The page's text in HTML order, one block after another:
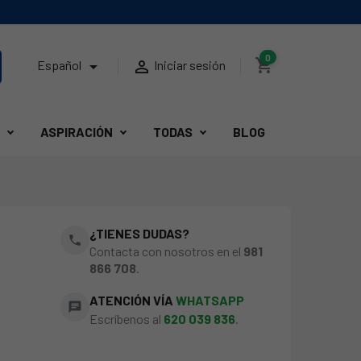
Español   Iniciar sesión shopping_cart
0
ASPIRACIÓN TODAS BLOG
phone
¿TIENES DUDAS?
Contacta con nosotros en el 981
866 708.
chat ATENCIÓN VÍAWHATSAPP
Escríbenos al 620 039 836